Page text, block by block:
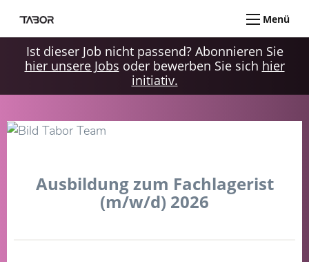
Menü
Ist dieser Job nicht passend? Abonnieren Sie
hier unsere Jobs oder bewerben Sie sich hier
initiativ.
Ausbildung zum Fachlagerist
(m/w/d) 2026